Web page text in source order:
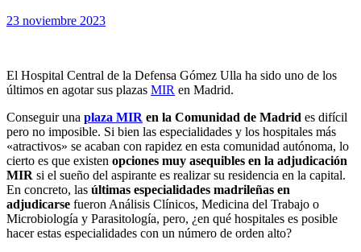
porExamen MIR
Publicada
23 noviembre 2023
El Hospital Central de la Defensa Gómez Ulla ha sido uno de los
últimos en agotar sus plazas MIR en Madrid.
Conseguir una plaza MIR en la Comunidad de Madrid es difícil
pero no imposible. Si bien las especialidades y los hospitales más
«atractivos» se acaban con rapidez en esta comunidad autónoma, lo
cierto es que existen opciones muy asequibles en la adjudicación
MIR si el sueño del aspirante es realizar su residencia en la capital.
En concreto, las últimas especialidades madrileñas en
adjudicarse fueron Análisis Clínicos, Medicina del Trabajo o
Microbiología y Parasitología, pero, ¿en qué hospitales es posible
hacer estas especialidades con un número de orden alto?